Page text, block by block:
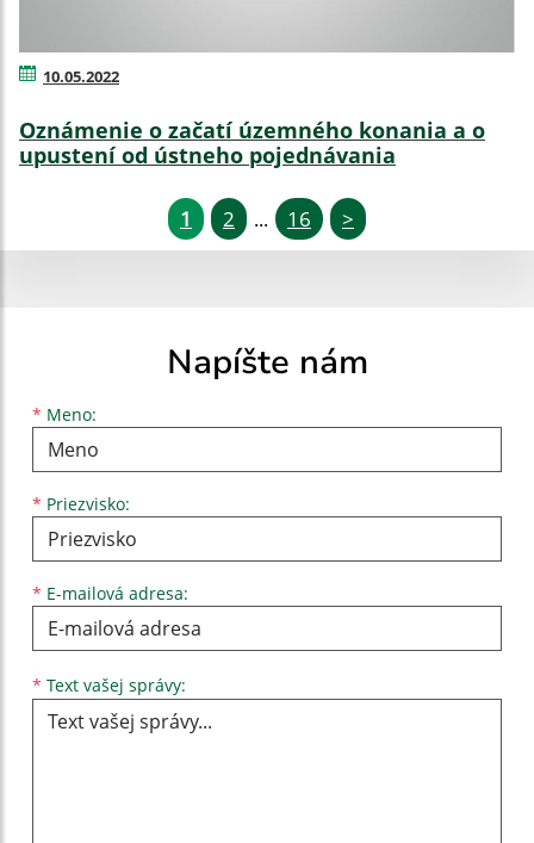
10.05.2022
Oznámenie o začatí územného konania a o
upustení od ústneho pojednávania
1 2 ... 16 >
Napíšte nám
* Meno:
Meno
* Priezvisko:
Priezvisko
* E-mailová adresa:
E-mailová adresa
* Text vašej správy: